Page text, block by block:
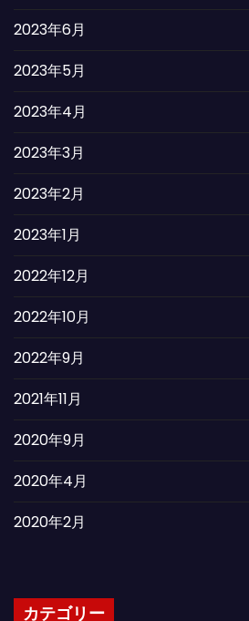
2023年6月
2023年5月
2023年4月
2023年3月
2023年2月
2023年1月
2022年12月
2022年10月
2022年9月
2021年11月
2020年9月
2020年4月
2020年2月
カテゴリー